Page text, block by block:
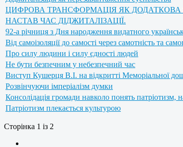
ЦИФРОВА ТРАНСФОРМАЦІЯ ЯК
НАСТАВ ЧАС ДІДЖИТАЛІЗАЦІЇ.
92-а річниця з Дня народження видатного
Від самоізоляції до самості через самотність та
Про силу людини і силу єдності людей
Не бути безпечним у небезпечний час
Виступ Кушерця В.І. на відкритті Меморіальної
Розвінчуючи імперіалізм думки
Консолідація громади навколо понять патріотизм,
Патріотизм плекається культурою
Сторінка 1 із 2